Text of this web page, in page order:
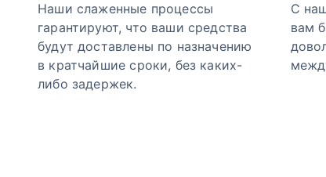
Наши слаженные процессы
гарантируют, что ваши средства
будут доставлены по назначению
в кратчайшие сроки, без каких-
либо задержек.
С
вам